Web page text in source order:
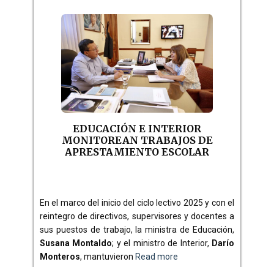
EDUCACIÓN E INTERIOR
MONITOREAN TRABAJOS DE
APRESTAMIENTO ESCOLAR
En el marco del inicio del ciclo lectivo 2025 y con el
reintegro de directivos, supervisores y docentes a
sus puestos de trabajo, la ministra de Educación,
Susana Montaldo; y el ministro de Interior, Darío
Monteros, mantuvieron Read more